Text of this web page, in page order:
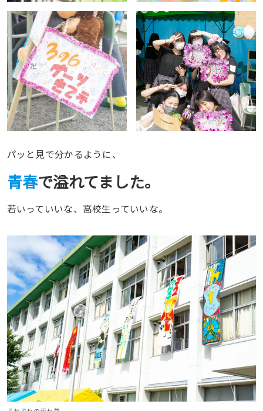
パッと見で分かるように、
青春で溢れてました。
若いっていいな、高校生っていいな。